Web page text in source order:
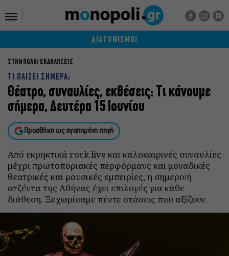
ΔΙΑΓΩΝΙΣΜΟΙ
ΣΤΗΝ ΠΟΛΗ ΕΚΔΗΛΩΣΕΙΣ
ΤΙ ΠΑΙΖΕΙ ΣΗΜΕΡΑ;
Θέατρο, συναυλίες, εκθέσεις: Τι κάνουμε
σήμερα, Δευτέρα 15 Ιουνίου
Προσθήκη ως αγαπημένη πηγή
Από εκρηκτικά rock live και καλοκαιρινές συναυλίες
μέχρι πρωτοποριακές περφόρμανς και μοναδικές
θεατρικές και μουσικές εμπειρίες, η σημερινή
ατζέντα της Αθήνας έχει επιλογές για κάθε
διάθεση. Ξεχωρίσαμε πέντε στάσεις που αξίζουν.